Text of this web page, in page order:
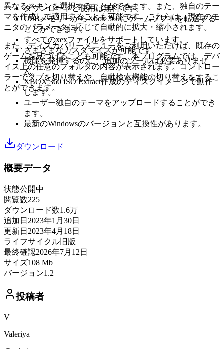
異なるスキンを選択することができます。また、独自のテー
マを作成して適用することも可能です。これらは、現在のモ
ニタのパラメータに応じて自動的に拡大・縮小されます。
また、ディスカバリーメニューをご利用いただけば、既存の
ゲームを見つけることも可能です。本プログラムでは、デバ
イス上の任意のフォルダの内容が表示されます。コントロー
ラーでタブを切り替えや、自動検索機能の切り替えをするこ
とができます。
ダウンロードと使用は無料です。
USBメモリーからXbox 360にゲームソフトを転送する
ことができます。
すべてのxexファイルをサポートしています。
さまざまなカスタマイズが可能です。
機能を発揮するのに、追加のツールは必要ありませ
ん。
XBOX 360 ISO Extract作成のディスクイメージで動作
します。
ユーザー独自のテーマをアップロードすることができ
ます。
最新のWindowsのバージョンと互換性があります。
ダウンロード
概要データ
状態公開中
閲覧数225
ダウンロード数1.6万
追加日 2023年1月30日
更新日 2023年4月18日
ライフサイクル 旧版
最終確認2026年7月12日
サイズ108 Mb
バージョン1.2
投稿者
V
Valeriya